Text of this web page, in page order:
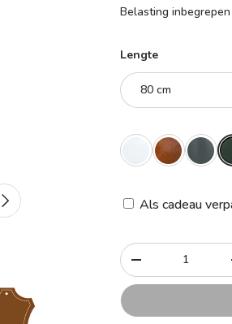
Volgende
Belasting inbegrepen
Lengte
80 cm
Als cadeau
Aantal
-